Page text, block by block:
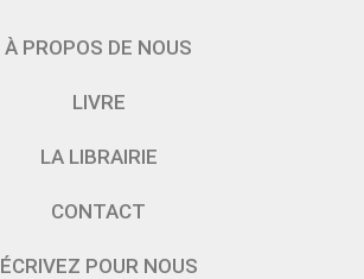
À PROPOS DE NOUS
LIVRE
LA LIBRAIRIE
CONTACT
ÉCRIVEZ POUR NOUS